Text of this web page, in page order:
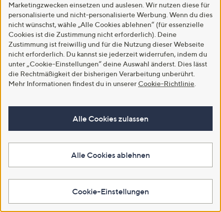
5.0
von
5
(2)2
Bewertungen
In den Warenkorb
von
5
Bewertungen
In den Warenkorb
weit
SALE
Manschette leger weit
€ 69,99
Marketingzwecken einsetzen und auslesen. Wir nutzen diese für
personalisierte und nicht-personalisierte Werbung. Wenn du dies
nicht wünschst, wähle „Alle Cookies ablehnen“ (für essenzielle
Cookies ist die Zustimmung nicht erforderlich). Deine
Zustimmung ist freiwillig und für die Nutzung dieser Webseite
nicht erforderlich. Du kannst sie jederzeit widerrufen, indem du
unter „Cookie-Einstellungen“ deine Auswahl änderst. Dies lässt
die Rechtmäßigkeit der bisherigen Verarbeitung unberührt.
Mehr Informationen findest du in unserer Cookie-Richtlinie
Alle Cookies zulassen
Alle Cookies ablehnen
Cookie-Einstellungen